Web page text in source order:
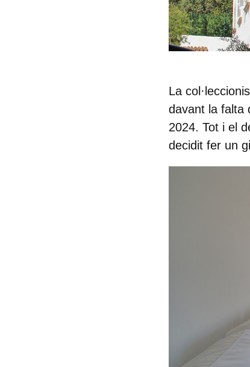
La
davant la falta
2024. Tot i el
decidit fer un